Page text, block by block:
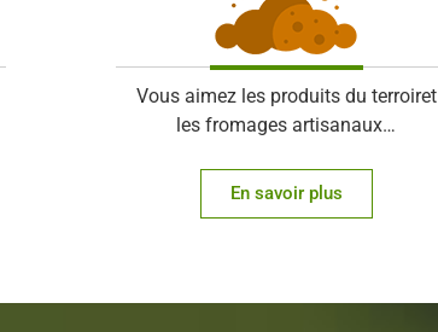
Vous aimez les produits du terroiret
les fromages artisanaux…
En savoir plus